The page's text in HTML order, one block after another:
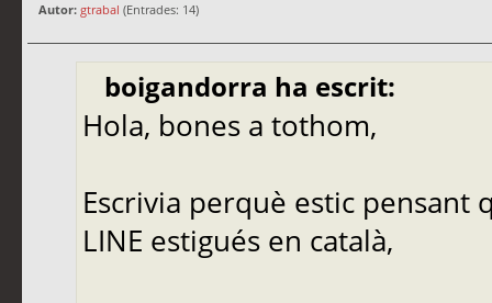
Autor: gtrabal (Entrades: 14)
boigandorra ha escrit:
Hola, bones a tothom,
Escrivia perquè estic pensant
LINE estigués en català,